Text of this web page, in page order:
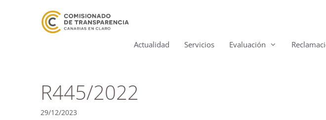
Actualidad Servicios Evaluación
R445/2022
29/12/2023